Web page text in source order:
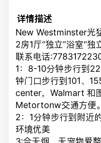
详情描述
New Westminster光
2房1厅“独立”浴室“独
联系电话
1：8-10分钟步行到
钟门口步行到101、
center，Walmart 和
Metortonw交通方便
2：1分钟步行到附近
环境优美